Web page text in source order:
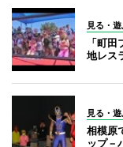
見る・
「町
地レス
見る・
相模原
ップ－